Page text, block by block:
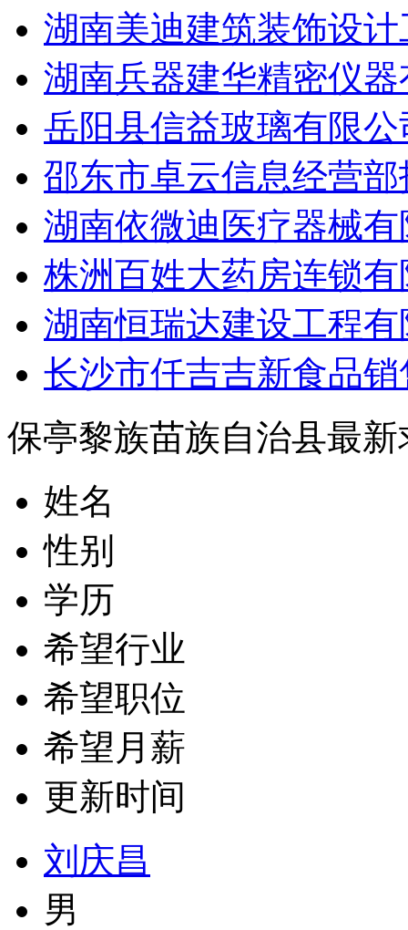
湖南美迪建筑装饰设
湖南兵器建华精密仪
岳阳县信益玻璃有限
邵东市卓云信息经营
湖南依微迪医疗器械
株洲百姓大药房连锁
湖南恒瑞达建设工程
长沙市仟吉吉新食品
保亭黎族苗族自治县最
姓名
性别
学历
希望行业
希望职位
希望月薪
更新时间
刘庆昌
男